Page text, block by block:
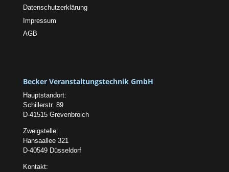
Datenschutzerklärung
Impressum
AGB
Becker Veranstaltungstechnik GmbH
Hauptstandort:
Schillerstr. 89
D-41515 Grevenbroich
Zweigstelle:
Hansaallee 321
D-40549 Düsseldorf
Kontakt: